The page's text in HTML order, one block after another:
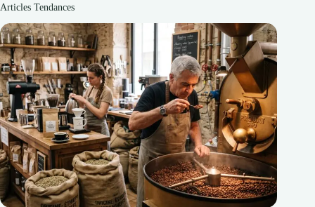
Articles Tendances